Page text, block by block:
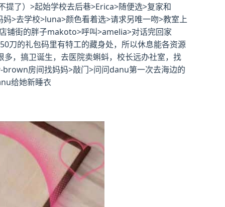
了）>起始学校去后巷>Erica>随便选>复家和
>去学校>luna>颜色看着选>请求另唯一吻>教室上
铺街的胖子makoto>呼叫>amelia>对话完回家
刀的礼包码里有特工的藏身处，所以休息能各资源
，搞卫诞生，去医院卖蝌蚪，校长远办社室，找
房间找妈妈>敲门>问问danu第一次去海边的
给她新睡衣